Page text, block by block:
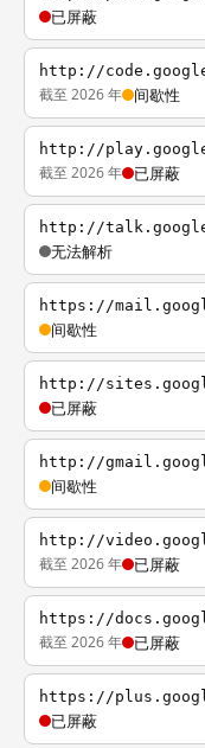
已屏蔽
http://
截至 2026 年 间歇性
http://
截至 2026 年 已屏蔽
http://
无法解析
https://
间歇性
http://
已屏蔽
http://
间歇性
http://
截至 2026 年 已屏蔽
https://
截至 2026 年 已屏蔽
https://
已屏蔽